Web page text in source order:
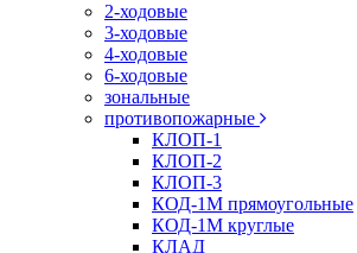
2-ходовые
3-ходовые
4-ходовые
6-ходовые
зональные
противопожарные
КЛОП-1
КЛОП-2
КЛОП-3
КОД-1М прямоугольные
КОД-1М круглые
КЛАД